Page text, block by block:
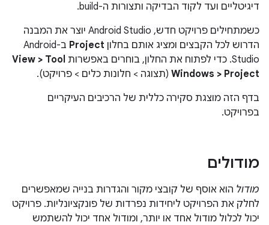
דיגיטליים ועד לקוד הבדיקה ותצורות ה-build.
כשמתחילים פרויקט חדש, Android Studio יוצר את המבנה
הדרוש לכל הקבצים ומציג אותם בחלון Project
ב-Android
Studio. כדי לפתוח את החלון, בוחרים באפשרות
View > Tool
Windows > Project (תצוגה > חלונות כלים > פרויקט).
בדף הזה מוצגת סקירה כללית של הרכיבים העיקריים
בפרויקט.
מודולים
מודול הוא אוסף של קובצי מקור והגדרות בנייה שמאפשרים
לחלק את הפרויקט ליחידות נפרדות של פונקציונליות. פרויקט
יכול לכלול מודול אחד או יותר, ומודול אחד יכול להשתמש